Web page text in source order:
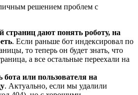
решением проблем с
страниц дают понять роботу, на
. Если раньше бот индексировал по
то теперь он будет знать, что
а все остальные переехали на
или пользователя на
. Актуально, если мы удалили